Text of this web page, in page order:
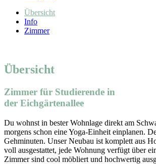
Übersicht
Info
Zimmer
Übersicht
Zimmer für Studierende in
der Eichgärtenallee
Du wohnst in bester Wohnlage direkt am
morgens schon eine Yoga-Einheit einplanen.
Gehminuten. Unser Neubau ist komplett aus
voll ausgestattet, jede Wohnung verfügt über
Zimmer sind cool möbliert und hochwertig